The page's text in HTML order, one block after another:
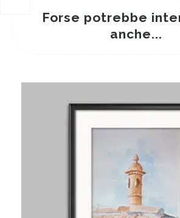
Forse potrebbe
anche...